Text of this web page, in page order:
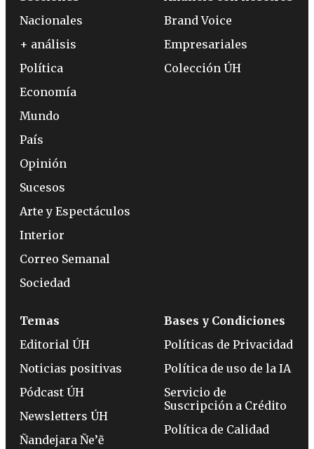
Nacionales
+ análisis
Política
Economía
Mundo
País
Opinión
Sucesos
Arte y Espectáculos
Interior
Correo Semanal
Sociedad
Brand Voice
Empresariales
Colección ÚH
Temas
Editorial ÚH
Noticias positivas
Pódcast ÚH
Newsletters ÚH
Ñandejara Ñe’ẽ
Bases y Condiciones
Políticas de Privacidad
Política de uso de la IA
Servicio de
Suscripción a Crédito
Política de Calidad